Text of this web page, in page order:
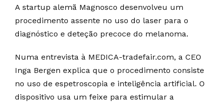
A startup alemã Magnosco desenvolveu um
procedimento assente no uso do laser para o
diagnóstico e deteção precoce do melanoma.
Numa entrevista à MEDICA-tradefair.com, a CEO
Inga Bergen explica que o procedimento consiste
no uso de espetroscopia e inteligência artificial. O
dispositivo usa um feixe para estimular a